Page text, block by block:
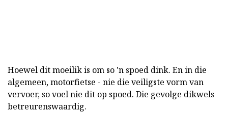
Hoewel dit moeilik is om so 'n spoed dink. En in die
algemeen, motorfietse - nie die veiligste vorm van
vervoer, so voel nie dit op spoed. Die gevolge dikwels
betreurenswaardig.